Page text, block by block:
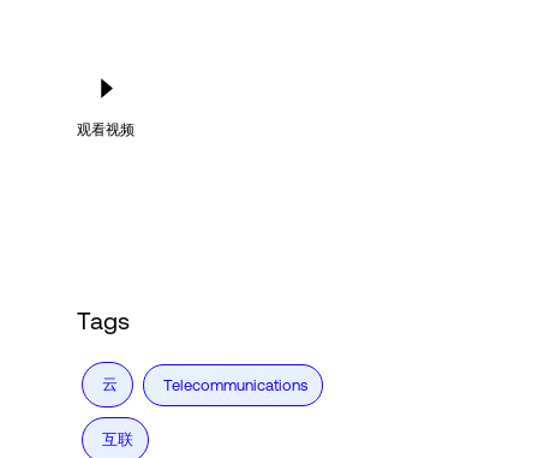
观看视频
Tags
云 Telecommunications
互联